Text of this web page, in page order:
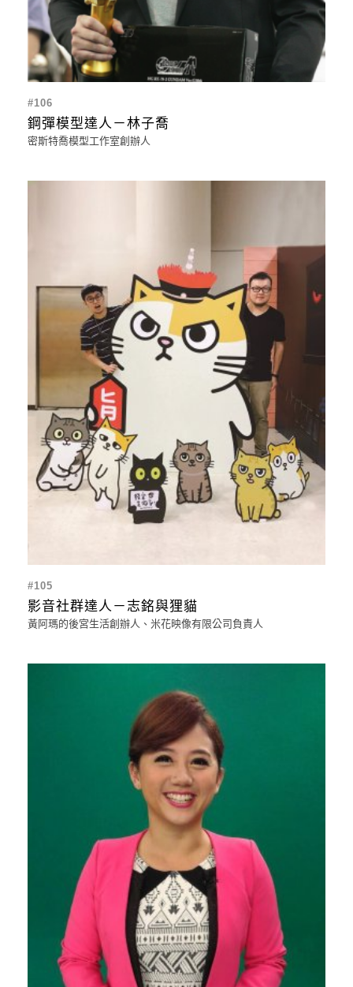
#106
鋼彈模型達人－林子喬
密斯特喬模型工作室創辦人
#105
影音社群達人－志銘與狸貓
黃阿瑪的後宮生活創辦人、米花映像有限公司負責人